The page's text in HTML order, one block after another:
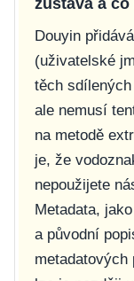
Douyin
(uživatelské
těch
ale nemusí
na metodě
je, že
nepoužijete
Metadata,
a původní
metadatových